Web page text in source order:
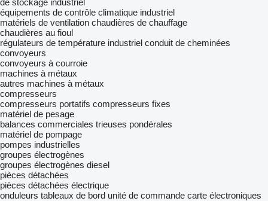
de stockage industriel
équipements de contrôle climatique industriel
matériels de ventilation chaudières de chauffage
chaudières au fioul
régulateurs de température industriel conduit de cheminées
convoyeurs
convoyeurs à courroie
machines à métaux
autres machines à métaux
compresseurs
compresseurs portatifs compresseurs fixes
matériel de pesage
balances commerciales trieuses pondérales
matériel de pompage
pompes industrielles
groupes électrogènes
groupes électrogènes diesel
pièces détachées
pièces détachées électrique
onduleurs tableaux de bord unité de commande carte électroniques